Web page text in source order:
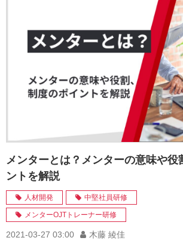
メンターとは？メンターの意味や役
ントを解説
人材開発 中堅社員研修
メンターOJTトレーナー研修
2021-03-27 03:00 木藤 綾佳